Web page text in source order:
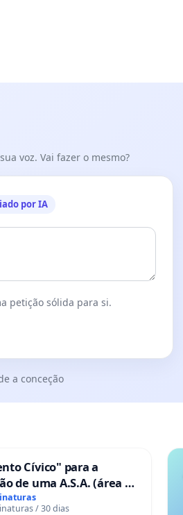
voz. Vai fazer o mesmo?
por IA
petição sólida para si.
a conceção
Cívico" para a
de uma A.S.A. (área de
para autocaravanas) em
/ 30 dias